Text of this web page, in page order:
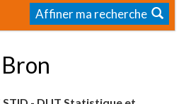
Affiner ma recherche